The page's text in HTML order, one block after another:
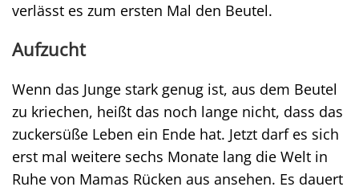
verlässt es zum ersten Mal den Beutel.
Aufzucht
Wenn das Junge stark genug ist, aus dem Beutel
zu kriechen, heißt das noch lange nicht, dass das
zuckersüße Leben ein Ende hat. Jetzt darf es sich
erst mal weitere sechs Monate lang die Welt in
Ruhe von Mamas Rücken aus ansehen. Es dauert